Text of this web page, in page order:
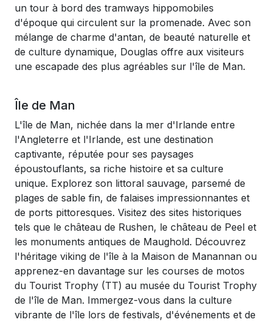
un tour à bord des tramways hippomobiles
d'époque qui circulent sur la promenade. Avec son
mélange de charme d'antan, de beauté naturelle et
de culture dynamique, Douglas offre aux visiteurs
une escapade des plus agréables sur l'île de Man.
Île de Man
L'île de Man, nichée dans la mer d'Irlande entre
l'Angleterre et l'Irlande, est une destination
captivante, réputée pour ses paysages
époustouflants, sa riche histoire et sa culture
unique. Explorez son littoral sauvage, parsemé de
plages de sable fin, de falaises impressionnantes et
de ports pittoresques. Visitez des sites historiques
tels que le château de Rushen, le château de Peel et
les monuments antiques de Maughold. Découvrez
l'héritage viking de l'île à la Maison de Manannan ou
apprenez-en davantage sur les courses de motos
du Tourist Trophy (TT) au musée du Tourist Trophy
de l'île de Man. Immergez-vous dans la culture
vibrante de l'île lors de festivals, d'événements et de